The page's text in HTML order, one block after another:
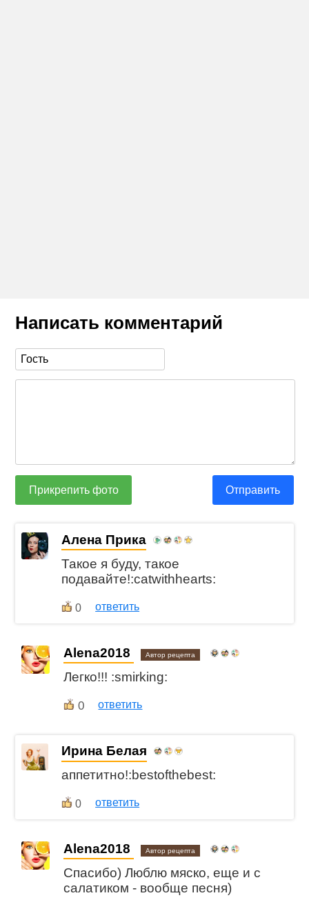
Написать комментарий
Прикрепить фото Отправить
Алена Прика
Такое я буду, такое
подавайте!:catwithhearts:
0 ответить
Alena2018 Автор рецепта
Легко!!! :smirking:
0 ответить
Ирина Белая
аппетитно!:bestofthebest:
0 ответить
Alena2018 Автор рецепта
Спасибо) Люблю мяско, еще и с
салатиком - вообще песня)